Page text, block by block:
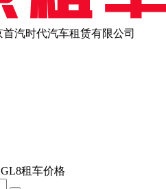
首汽时代汽车租赁有限公司
租车价格